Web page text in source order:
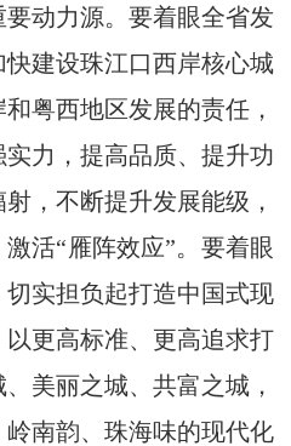
动力源。要着眼全省发
建设珠江口西岸核心城
粤西地区发展的责任，
力，提高品质、提升功
，不断提升发展能级，
活“雁阵效应”。要着眼
实担负起打造中国式现
更高标准、更高追求打
美丽之城、共富之城，
南韵、珠海味的现代化